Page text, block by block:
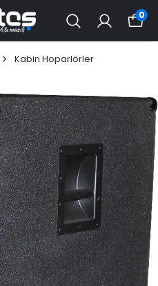
0
Kabin Hoparlörler